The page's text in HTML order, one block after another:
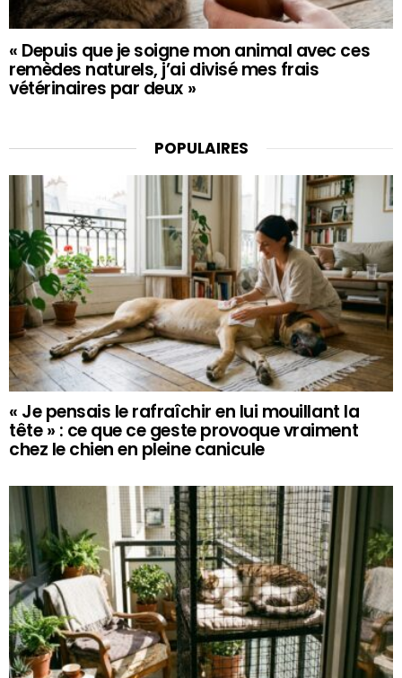
« Depuis que je soigne mon animal avec ces
remèdes naturels, j’ai divisé mes frais
vétérinaires par deux »
POPULAIRES
« Je pensais le rafraîchir en lui mouillant la
tête » : ce que ce geste provoque vraiment
chez le chien en pleine canicule